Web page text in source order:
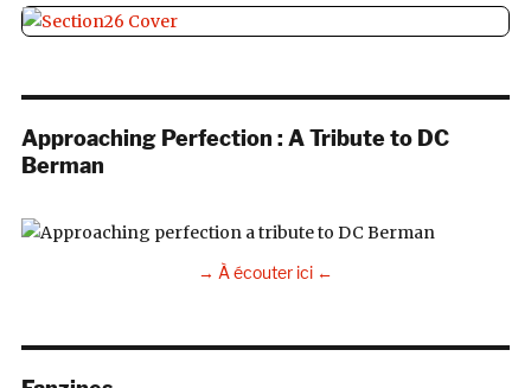
Approaching Perfection : A Tribute to DC
Berman
→ À écouter ici ←